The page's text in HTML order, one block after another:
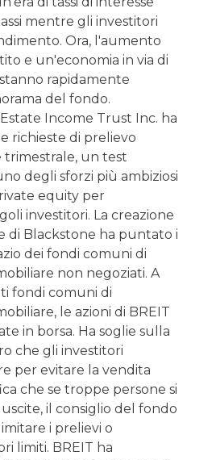
mentre gli investitori
Ora, l'aumento
e un'economia in via di
rapidamente
del fondo.
Income Trust Inc. ha
richieste di prelievo
trimestrale, un test
degli sforzi più ambiziosi
equity per
investitori. La creazione
di Blackstone ha puntato i
dei fondi comuni di
non negoziati. A
fondi comuni di
le azioni di BREIT
in borsa. Ha soglie sulla
che gli investitori
per evitare la vendita
che se troppe persone si
il consiglio del fondo
i prelievi o
limiti. BREIT ha